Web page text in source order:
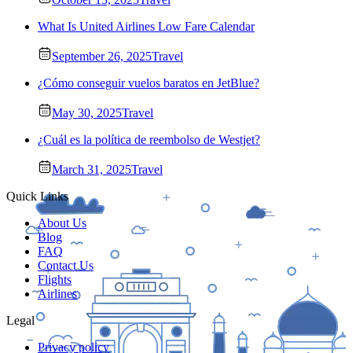
What Is United Airlines Low Fare Calendar
September 26, 2025Travel
¿Cómo conseguir vuelos baratos en JetBlue?
May 30, 2025Travel
¿Cuál es la política de reembolso de Westjet?
March 31, 2025Travel
Quick Links
About Us
Blog
FAQ
Contact Us
Flights
Airlines
Legal
Privacy policy